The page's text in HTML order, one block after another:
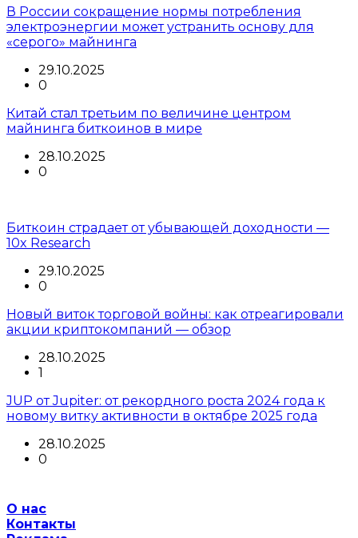
В России сокращение нормы потребления
электроэнергии может устранить основу для
«серого» майнинга
29.10.2025
0
Китай стал третьим по величине центром
майнинга биткоинов в мире
28.10.2025
0
Биткоин страдает от убывающей доходности —
10x Research
29.10.2025
0
Новый виток торговой войны: как отреагировали
акции криптокомпаний — обзор
28.10.2025
1
JUP от Jupiter: от рекордного роста 2024 года к
новому витку активности в октябре 2025 года
28.10.2025
0
О нас
Контакты